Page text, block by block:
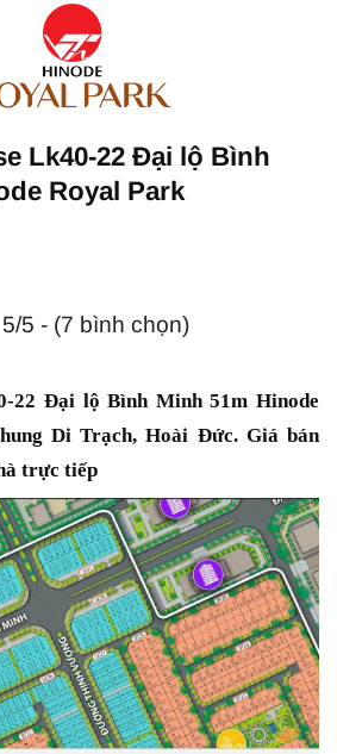
Lk40-22 Đại lộ Bình
Royal Park
5/5 - (7 bình chọn)
22 Đại lộ Bình Minh 51m Hinode
Di Trạch, Hoài Đức. Giá bán
trực tiếp